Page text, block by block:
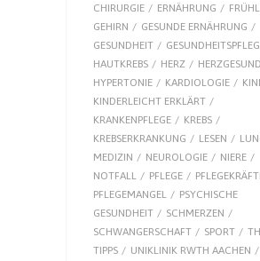
CHIRURGIE
ERNÄHRUNG
GEHIRN
GESUNDE ERNÄHRUNG
GESUNDHEIT
HAUTKREBS
HERZ
HYPERTONIE
KARDIOLOGIE
KINDERLEICHT ERKLÄRT
KRANKENPFLEGE
KREBS
KREBSERKRANKUNG
LESEN
MEDIZIN
NEUROLOGIE
NIERE
NOTFALL
PFLEGE
PFLEGEMANGEL
PSYCHISCHE
GESUNDHEIT
SCHMERZEN
SCHWANGERSCHAFT
SPORT
TIPPS
UNIKLINIK RWTH AACHEN